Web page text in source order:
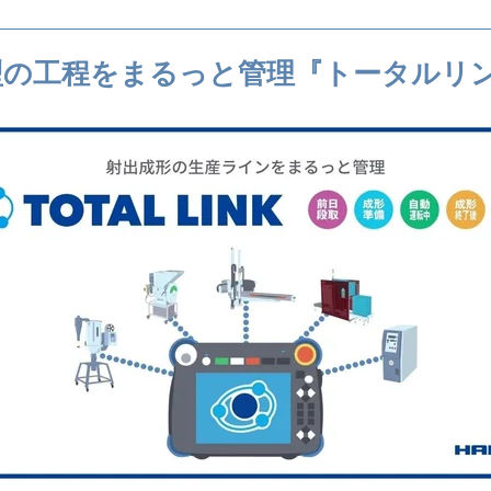
工程をまるっと管理『トータルリ